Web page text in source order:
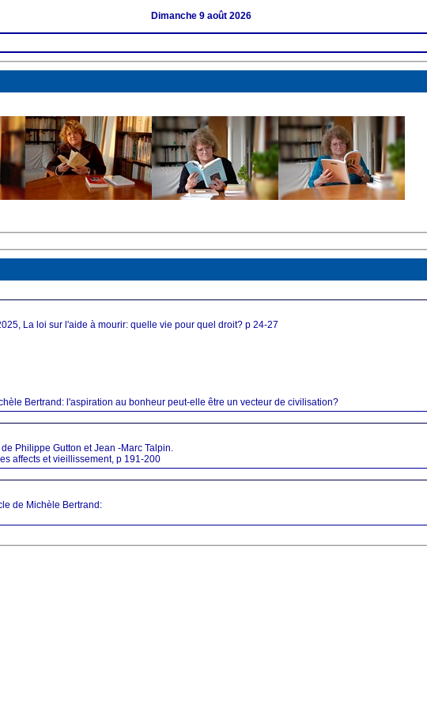
Dimanche 9 août 2026
La loi sur l'aide à mourir: quelle vie pour quel droit? p 24-27
Bertrand: l'aspiration au bonheur peut-elle être un vecteur de civilisation?
Philippe Gutton et Jean -Marc Talpin.
affects et vieillissement, p 191-200
de Michèle Bertrand: